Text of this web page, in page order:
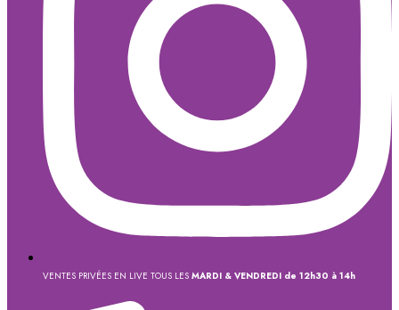
VENTES PRIVÉES EN LIVE TOUS LES MARDI & VENDREDI de 12h30 à 14h